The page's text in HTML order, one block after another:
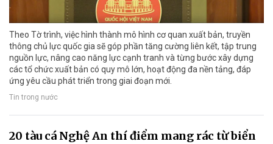
Theo Tờ trình, việc hình thành mô hình cơ quan xuất bản, truyền
thông chủ lực quốc gia sẽ góp phần tăng cường liên kết, tập trung
nguồn lực, nâng cao năng lực cạnh tranh và từng bước xây dựng
các tổ chức xuất bản có quy mô lớn, hoạt động đa nền tảng, đáp
ứng yêu cầu phát triển trong giai đoạn mới.
Tin trong nước
20 tàu cá Nghệ An thí điểm mang rác từ biển